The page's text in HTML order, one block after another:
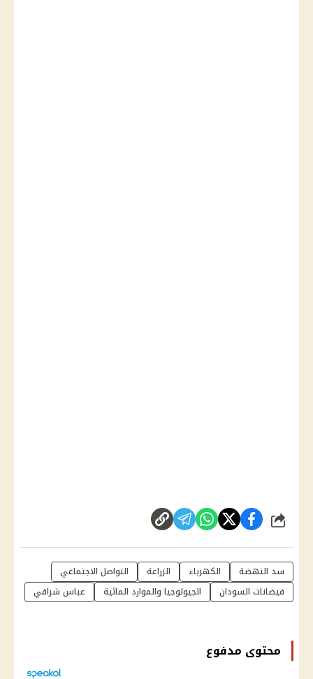
شارك
سد النهضة الكهرباء الزراعة
التواصل الاجتماعي
فيضانات السودان
الجيولوجيا والموارد المائية عباس شراقي
محتوى مدفوع